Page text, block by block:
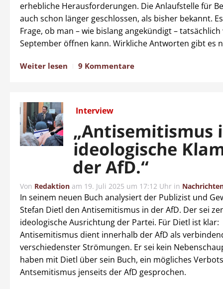
erhebliche Herausforderungen. Die Anlaufstelle für
auch schon länger geschlossen, als bisher bekannt.
Frage, ob man – wie bislang angekündigt –
September öffnen kann. Wirkliche Antworten gibt es
Weiter lesen 9 Kommentare
Interview
„Antisemitismus
ideologische
der AfD.“
Von Redaktion am 19. Juli 2025 um 17:12 Uhr in
In seinem neuen Buch analysiert der Publizist und
Stefan Dietl den Antisemitismus in der AfD. Der sei
ideologische Ausrichtung der Partei. Für Dietl ist klar:
Antisemitismus dient innerhalb der AfD als
verschiedenster Strömungen. Er sei kein
haben mit Dietl über sein Buch, ein mögliches
Antsemitismus jenseits der AfD gesprochen.